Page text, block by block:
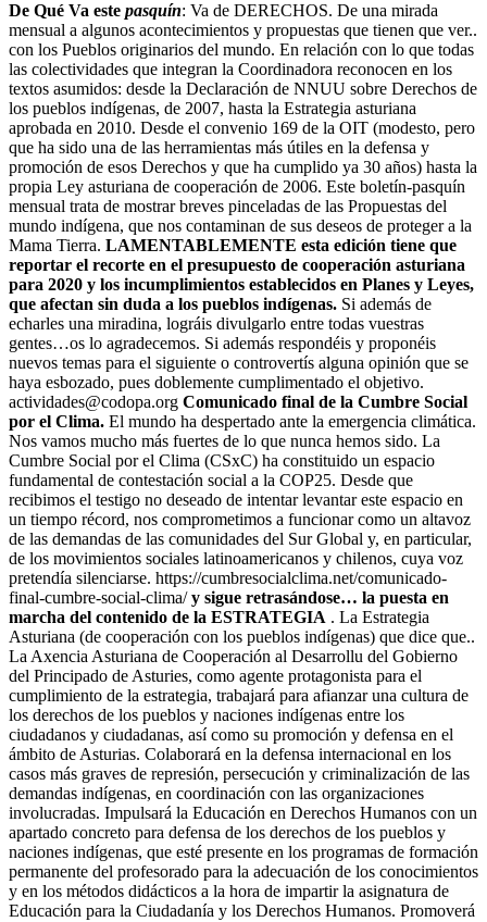
De Qué Va este pasquín: Va de DERECHOS. De una mirada
mensual a algunos acontecimientos y propuestas que tienen que ver..
con los Pueblos originarios del mundo. En relación con lo que todas
las colectividades que integran la Coordinadora reconocen en los
textos asumidos: desde la Declaración de NNUU sobre Derechos de
los pueblos indígenas, de 2007, hasta la Estrategia asturiana
aprobada en 2010. Desde el convenio 169 de la OIT (modesto, pero
que ha sido una de las herramientas más útiles en la defensa y
promoción de esos Derechos y que ha cumplido ya 30 años) hasta la
propia Ley asturiana de cooperación de 2006. Este boletín-pasquín
mensual trata de mostrar breves pinceladas de las Propuestas del
mundo indígena, que nos contaminan de sus deseos de proteger a la
Mama Tierra. LAMENTABLEMENTE esta edición tiene que
reportar el recorte en el presupuesto de cooperación asturiana
para 2020 y los incumplimientos establecidos en Planes y Leyes,
que afectan sin duda a los pueblos indígenas. Si además de
echarles una miradina, lográis divulgarlo entre todas vuestras
gentes…os lo agradecemos. Si además respondéis y proponéis
nuevos temas para el siguiente o controvertís alguna opinión que se
haya esbozado, pues doblemente cumplimentado el objetivo.
actividades@codopa.org Comunicado final de la Cumbre Social
por el Clima. El mundo ha despertado ante la emergencia climática.
Nos vamos mucho más fuertes de lo que nunca hemos sido. La
Cumbre Social por el Clima (CSxC) ha constituido un espacio
fundamental de contestación social a la COP25. Desde que
recibimos el testigo no deseado de intentar levantar este espacio en
un tiempo récord, nos comprometimos a funcionar como un altavoz
de las demandas de las comunidades del Sur Global y, en particular,
de los movimientos sociales latinoamericanos y chilenos, cuya voz
pretendía silenciarse. https://cumbresocialclima.net/comunicado-
final-cumbre-social-clima/y sigue retrasándose… la puesta en
marcha del contenido de la ESTRATEGIA . La Estrategia
Asturiana (de cooperación con los pueblos indígenas) que dice que..
La Axencia Asturiana de Cooperación al Desarrollu del Gobierno
del Principado de Asturies, como agente protagonista para el
cumplimiento de la estrategia, trabajará para afianzar una cultura de
los derechos de los pueblos y naciones indígenas entre los
ciudadanos y ciudadanas, así como su promoción y defensa en el
ámbito de Asturias. Colaborará en la defensa internacional en los
casos más graves de represión, persecución y criminalización de las
demandas indígenas, en coordinación con las organizaciones
involucradas. Impulsará la Educación en Derechos Humanos con un
apartado concreto para defensa de los derechos de los pueblos y
naciones indígenas, que esté presente en los programas de formación
permanente del profesorado para la adecuación de los conocimientos
y en los métodos didácticos a la hora de impartir la asignatura de
Educación para la Ciudadanía y los Derechos Humanos. Promoverá